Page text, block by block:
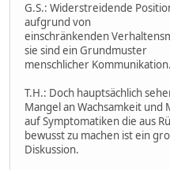
G.S.: Widerstreidende
aufgrund von
einschränkenden
sie sind ein Grundmuster
menschlicher Kommunikation.
T.H.: Doch hauptsächlich
Mangel an Wachsamkeit
auf Symptomatiken die aus
bewusst zu machen ist ein
Diskussion.